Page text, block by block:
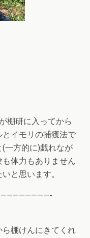
棚研に入ってから
イモリの捕獲法で
一方的に)戯れなが
体力もありません
と思います。
棚けんにきてくれ